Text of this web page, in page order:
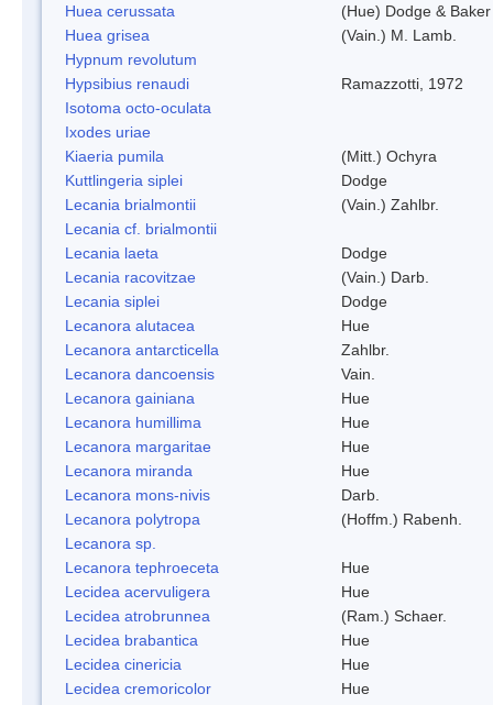
Huea cerussata
(Hue) Dodge & Baker
Huea grisea
(Vain.) M. Lamb.
Hypnum revolutum
Hypsibius renaudi
Ramazzotti, 1972
Isotoma octo-oculata
Ixodes uriae
Kiaeria pumila
(Mitt.) Ochyra
Kuttlingeria siplei
Dodge
Lecania brialmontii
(Vain.) Zahlbr.
Lecania cf. brialmontii
Lecania laeta
Dodge
Lecania racovitzae
(Vain.) Darb.
Lecania siplei
Dodge
Lecanora alutacea
Hue
Lecanora antarcticella
Zahlbr.
Lecanora dancoensis
Vain.
Lecanora gainiana
Hue
Lecanora humillima
Hue
Lecanora margaritae
Hue
Lecanora miranda
Hue
Lecanora mons-nivis
Darb.
Lecanora polytropa
(Hoffm.) Rabenh.
Lecanora sp.
Lecanora tephroeceta
Hue
Lecidea acervuligera
Hue
Lecidea atrobrunnea
(Ram.) Schaer.
Lecidea brabantica
Hue
Lecidea cinericia
Hue
Lecidea cremoricolor
Hue